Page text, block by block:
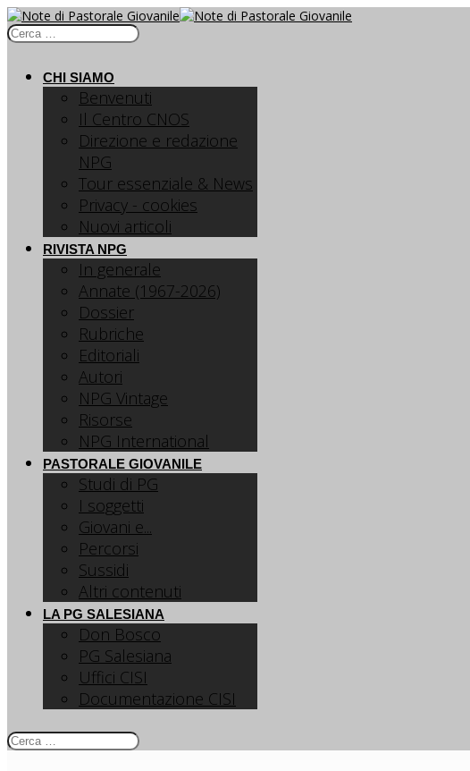
CHI SIAMO
Benvenuti
Il Centro CNOS
Direzione e redazione
NPG
Tour essenziale & News
Privacy - cookies
Nuovi articoli
RIVISTA NPG
In generale
Annate (1967-2026)
Dossier
Rubriche
Editoriali
Autori
NPG Vintage
Risorse
NPG International
PASTORALE GIOVANILE
Studi di PG
I soggetti
Giovani e...
Percorsi
Sussidi
Altri contenuti
LA PG SALESIANA
Don Bosco
PG Salesiana
Uffici CISI
Documentazione CISI